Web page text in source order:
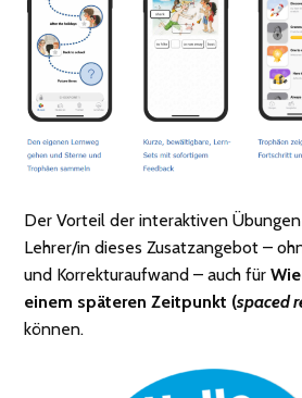
Der Vorteil der interaktiven Übungen
Lehrer/in dieses Zusatzangebot –
und Korrekturaufwand – auch für
einem späteren Zeitpunkt (spaced
können.